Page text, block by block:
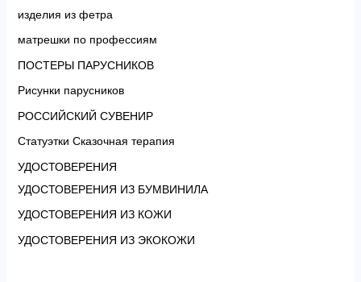
изделия из фетра
матрешки по профессиям
ПОСТЕРЫ ПАРУСНИКОВ
Рисунки парусников
РОССИЙСКИЙ СУВЕНИР
Статуэтки Сказочная терапия
УДОСТОВЕРЕНИЯ
УДОСТОВЕРЕНИЯ ИЗ БУМВИНИЛА
УДОСТОВЕРЕНИЯ ИЗ КОЖИ
УДОСТОВЕРЕНИЯ ИЗ ЭКОКОЖИ